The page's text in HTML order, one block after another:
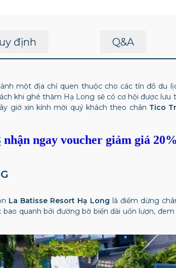
định Q&A
một địa chỉ quen thuộc cho các tín đồ du
khi ghé thăm Hạ Long sẽ có cơ hội được lưu
giờ xin kính mời quý khách theo chân Tico
nhận ngay voucher giảm giá 20%
La Batisse Resort Hạ Long là điểm dừng
quanh bởi đường bờ biển dài uốn lượn,